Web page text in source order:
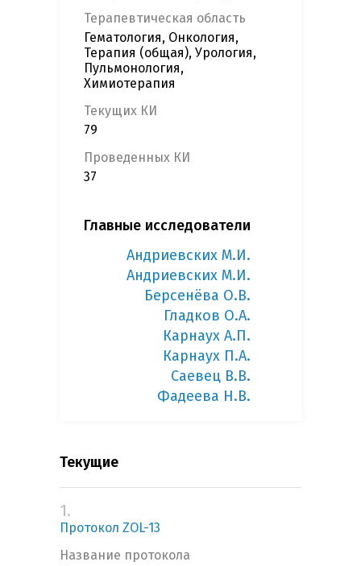
Терапевтическая область
Гематология, Онкология,
Терапия (общая), Урология,
Пульмонология,
Химиотерапия
Текущих КИ
79
Проведенных КИ
37
Главные исследователи
Андриевских М.И.
Андриевских М.И.
Берсенёва О.В.
Гладков О.А.
Карнаух А.П.
Карнаух П.А.
Саевец В.В.
Фадеева Н.В.
Текущие
1.
Протокол ZOL-13
Название протокола